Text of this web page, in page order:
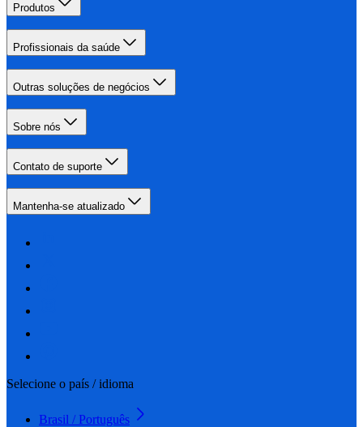
Produtos
Profissionais da saúde
Outras soluções de negócios
Sobre nós
Contato de suporte
Mantenha-se atualizado
Selecione o país / idioma
Brasil / Português